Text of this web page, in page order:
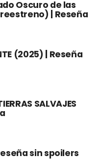
Oscuro de las
| Reseña
(2025) | Reseña
SALVAJES
sin spoilers